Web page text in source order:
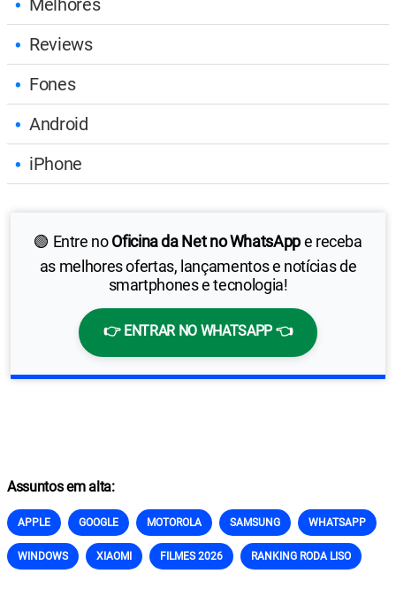
Melhores
Reviews
Fones
Android
iPhone
🟢 Entre noOficina da Net no WhatsAppe receba
as melhores ofertas, lançamentos e notícias de
smartphones e tecnologia!
👉 ENTRAR NO WHATSAPP 👈
Assuntos em alta:
APPLE GOOGLE MOTOROLA SAMSUNG WHATSAPP
WINDOWS XIAOMI FILMES 2026 RANKING RODA LISO